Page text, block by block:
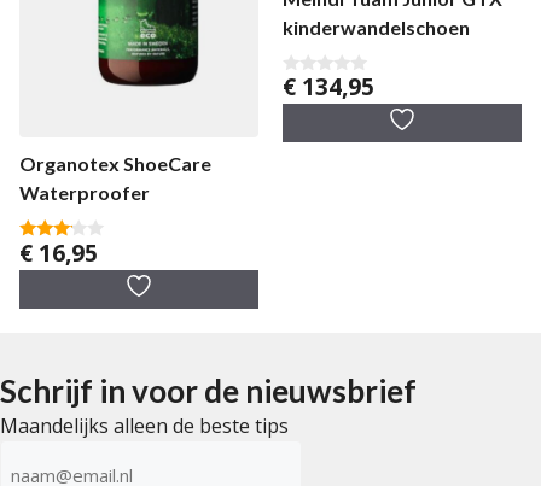
Organotex ShoeCare
Waterproofer
3.00
van 5
€ 16,95
kinderwandelschoen
0
v
€ 134,95
Schrijf in voor de nieuwsbrief
Maandelijks alleen de beste tips